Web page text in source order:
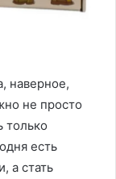
наверное,
не просто
только
есть
а стать